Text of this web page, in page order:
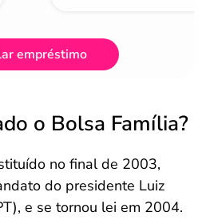
empréstimo
o Bolsa Família?
no final de 2003,
do presidente Luiz
e se tornou lei em 2004.